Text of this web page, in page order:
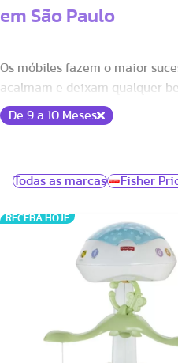
em São Paulo
Os móbiles fazem o maior
acalmam e deixam qualquer
De 9 a 10 Meses
Todas as marcas Fisher
RECEBA HOJE